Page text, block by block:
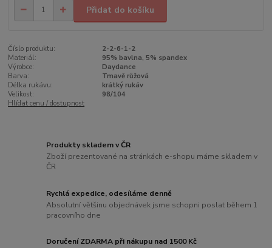
Přidat do košíku
Číslo produktu:
2-2-6-1-2
Materiál:
95% bavlna, 5% spandex
Výrobce:
Daydance
Barva:
Tmavě růžová
Délka rukávu:
krátký rukáv
Velikost:
98/104
Hlídat cenu / dostupnost
Produkty skladem v ČR
Zboží prezentované na stránkách e-shopu máme skladem v
ČR
Rychlá expedice, odesíláme denně
Absolutní většinu objednávek jsme schopni poslat během 1
pracovního dne
Doručení ZDARMA při nákupu nad 1500 Kč